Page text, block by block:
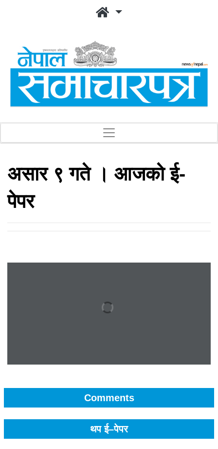
असार ९ गते । आजको ई-
पेपर
Comments
थप ई–पेपर